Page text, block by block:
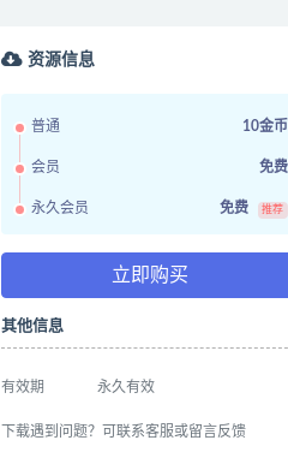
资源信息
普通 10金币
会员 免费
永久会员 免费 推荐
立即购买
其他信息
有效期 永久有效
下载遇到问题？可联系客服或留言反馈